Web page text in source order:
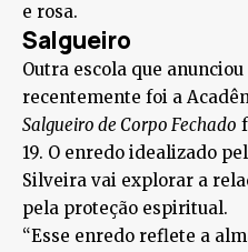
e rosa.
Salgueiro
Outra escola que
recentemente foi a
Salgueiro de Corpo Fechado
19. O enredo idealizado
Silveira vai explorar a
pela proteção espiritual.
“Esse enredo reflete a